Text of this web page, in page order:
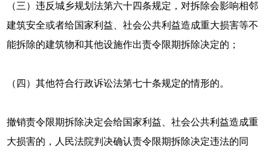
（三）违反城乡规划法第六十四条规定，对拆除会影响相邻
建筑安全或者给国家利益、社会公共利益造成重大损害等不
能拆除的建筑物和其他设施作出责令限期拆除决定的；
（四）其他符合行政诉讼法第七十条规定的情形的。
撤销责令限期拆除决定会给国家利益、社会公共利益造成重
大损害的，人民法院判决确认责令限期拆除决定违法的同